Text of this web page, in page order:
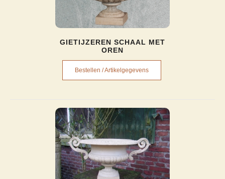
GIETIJZEREN SCHAAL MET
OREN
Bestellen / Artikelgegevens